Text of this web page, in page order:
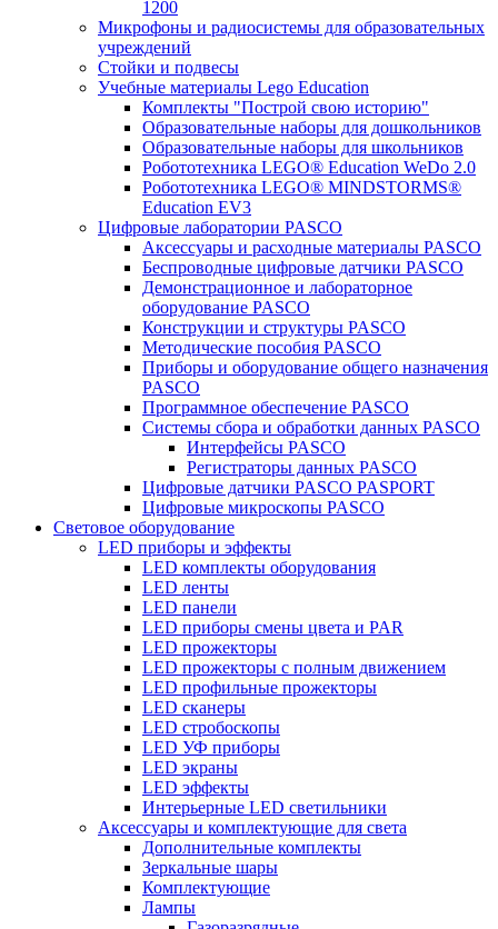
1200
Микрофоны и радиосистемы для образовательных
учреждений
Стойки и подвесы
Учебные материалы Lego Education
Комплекты "Построй свою историю"
Образовательные наборы для дошкольников
Образовательные наборы для школьников
Робототехника LEGO® Education WeDo 2.0
Робототехника LEGO® MINDSTORMS®
Education EV3
Цифровые лаборатории PASCO
Аксессуары и расходные материалы PASCO
Беспроводные цифровые датчики PASCO
Демонстрационное и лабораторное
оборудование PASCO
Конструкции и структуры PASCO
Методические пособия PASCO
Приборы и оборудование общего назначения
PASCO
Программное обеспечение PASCO
Системы сбора и обработки данных PASCO
Интерфейсы PASCO
Регистраторы данных PASCO
Цифровые датчики PASCO PASPORT
Цифровые микроскопы PASCO
Световое оборудование
LED приборы и эффекты
LED комплекты оборудования
LED ленты
LED панели
LED приборы смены цвета и PAR
LED прожекторы
LED прожекторы с полным движением
LED профильные прожекторы
LED сканеры
LED стробоскопы
LED УФ приборы
LED экраны
LED эффекты
Интерьерные LED светильники
Аксессуары и комплектующие для света
Дополнительные комплекты
Зеркальные шары
Комплектующие
Лампы